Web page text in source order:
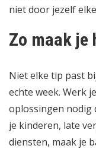
niet door jezelf
Zo maak je
Niet elke tip past
echte week. Werk
oplossingen nodig
je kinderen, late
diensten, maak je